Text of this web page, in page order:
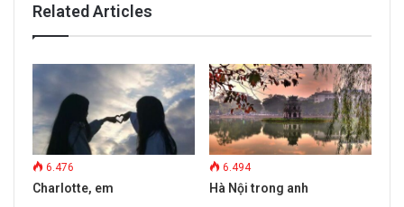
Related Articles
6.476
Charlotte, em
6.494
Hà Nội trong anh